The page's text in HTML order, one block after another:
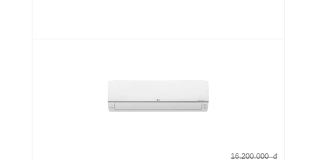
16.200.000 đ